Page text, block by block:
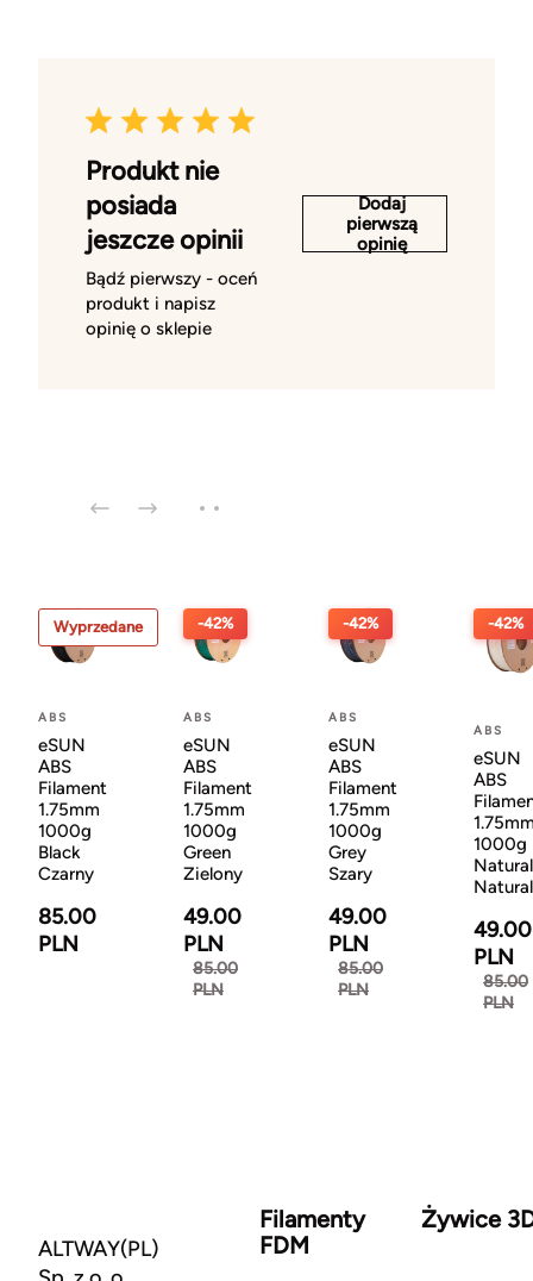
Produkt nie
posiada
jeszcze opinii
Bądź pierwszy - oceń
produkt i napisz
opinię o sklepie
Dodaj
pierwszą
opinię
Wyprzedane
ABS
eSUN
ABS
Filament
1.75mm
1000g
Black
Czarny
85.00
PLN
-42%
ABS
eSUN
ABS
Filament
1.75mm
1000g
Green
Zielony
49.00
PLN
85.00
PLN
-42%
ABS
eSUN
ABS
Filament
1.75mm
1000g
Grey
Szary
49.00
PLN
85.00
PLN
-42%
ABS
eSUN
ABS
1000g
Natural
49.00
PLN
85.00
PLN
ALTWAY(PL)
Filamenty
FDM
Żywice